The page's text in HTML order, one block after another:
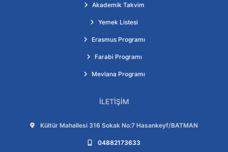
Akademik Takvim
Yemek Listesi
Erasmus Programı
Farabi Programı
Mevlana Programı
İLETIŞIM
Adres:
Kültür Mahallesi 316 Sokak No:7 Hasankeyf/BATMAN
Telefon:
04882173633